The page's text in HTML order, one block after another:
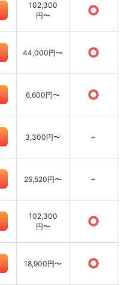
102,300
円〜
○
44,000円〜 ○
6,600円〜 ○
3,300円〜 -
25,520円〜 -
102,300
円〜
○
18,900円〜 ○